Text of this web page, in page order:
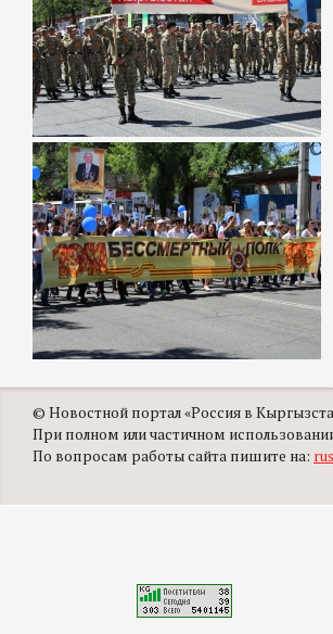
© Новостной портал «Россия в
При полном или частичном
По вопросам работы сайта пишите на: